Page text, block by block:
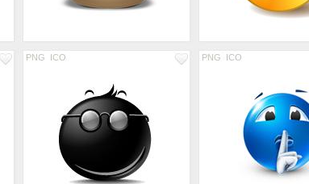
PNG ICO PNG ICO